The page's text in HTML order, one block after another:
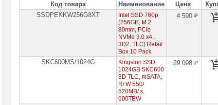
сетевое
оборудование
Код товара Наименование Цена
SSDPEKKW256G8XT
Intel SSD 760p
(256GB, M.2
80mm, PCIe
NVMe 3.0 x4,
3D2, TLC) Retail
Box 10 Pack
4 590 ₽
SKC600MS/1024G
Kingston SSD
1024GB SKC600
3D TLC, mSATA,
R/ W 550/
520MB/ s,
600TBW
29 098 ₽